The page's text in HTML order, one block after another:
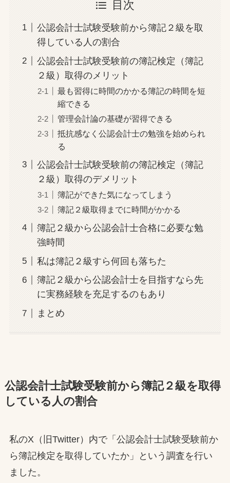
目次
公認会計士試験受験前から簿記２級を取
得している人の割合
公認会計士試験受験前の簿記検定（簿記
２級）取得のメリット
最も習得に時間のかかる簿記の時間を短
縮できる
管理会計論の基礎が習得できる
抵抗感なく公認会計士の勉強を始められ
る
公認会計士試験受験前の簿記検定（簿記
２級）取得のデメリット
簿記ができた気になってしまう
簿記２級取得までに時間がかかる
簿記２級から公認会計士合格に必要な勉
強時間
私は簿記２級すら何回も落ちた
簿記２級から公認会計士を目指すなら先
に実務経験を充足するのもあり
まとめ
公認会計士試験受験前から簿記２級を取得
している人の割合
私のX（旧Twitter）内で「公認会計士試験受験前か
ら簿記検定を取得していたか」という調査を行い
ました。